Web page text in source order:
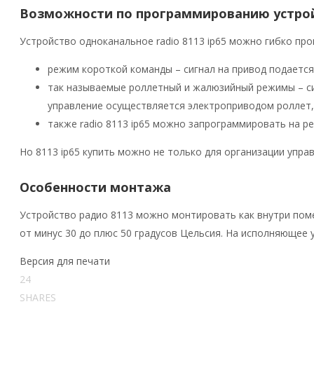
Возможности по программированию
Устройство одноканальное radio 8113 ip65 можно гибко
режим короткой команды – сигнал на привод
так называемые роллетный и жалюзийный режимы –
управление осуществляется электроприводом
также radio 8113 ip65 можно запрограммировать на
Но 8113 ip65 купить можно не только для организации
Особенности монтажа
Устройство радио 8113 можно монтировать как внутри
от минус 30 до плюс 50 градусов Цельсия. На
Версия для печати
24
SHARES